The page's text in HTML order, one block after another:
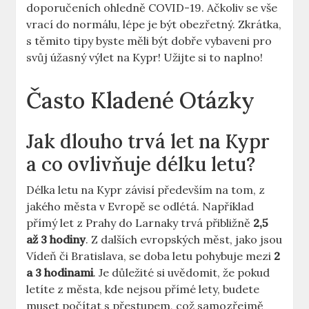
doporučeních ohledně COVID-19. Ačkoliv se vše
vrací do normálu, lépe je být obezřetný. Zkrátka,
s těmito tipy byste měli být dobře vybaveni pro
svůj úžasný výlet na Kypr! Užijte si to naplno!
Často Kladené Otázky
Jak dlouho trvá let na Kypr
a co ovlivňuje délku letu?
Délka letu na Kypr závisí především na tom, z
jakého města v Evropě se odlétá. Například
přímý let z Prahy do Larnaky trvá přibližně 2,5
až 3 hodiny. Z dalších evropských měst, jako jsou
Vídeň či Bratislava, se doba letu pohybuje mezi 2
a 3 hodinami. Je důležité si uvědomit, že pokud
letíte z města, kde nejsou přímé lety, budete
muset počítat s přestupem, což samozřejmě